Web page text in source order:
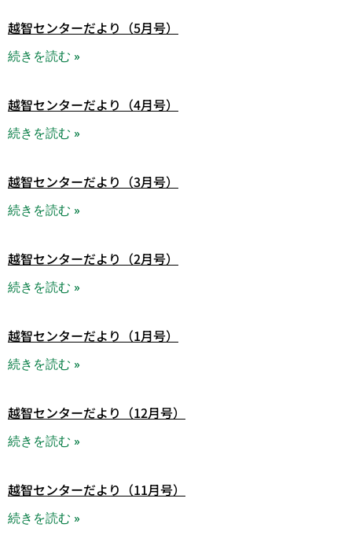
越智センターだより（5月号）
続きを読む »
越智センターだより（4月号）
続きを読む »
越智センターだより（3月号）
続きを読む »
越智センターだより（2月号）
続きを読む »
越智センターだより（1月号）
続きを読む »
越智センターだより（12月号）
続きを読む »
越智センターだより（11月号）
続きを読む »